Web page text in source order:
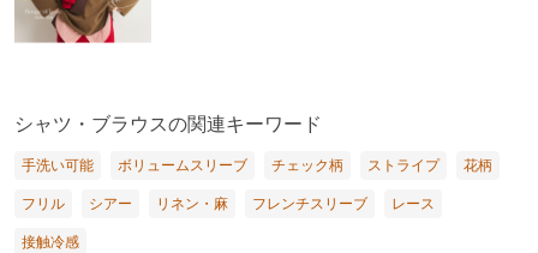
シャツ・ブラウスの関連キーワード
手洗い可能 ボリュームスリーブ チェック柄 ストライプ 花柄
フリル シアー リネン・麻 フレンチスリーブ レース
接触冷感